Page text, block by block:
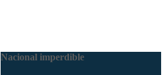
Nacional imperdible